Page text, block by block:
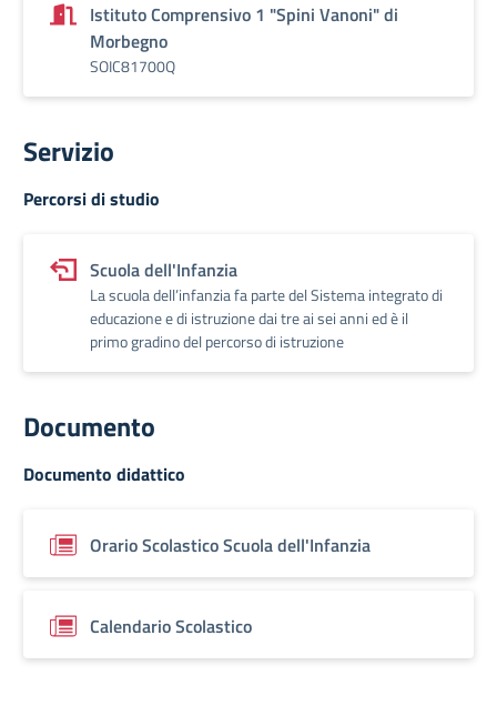
Istituto Comprensivo 1 "Spini Vanoni" di
Morbegno
SOIC81700Q
Servizio
Percorsi di studio
Scuola dell'Infanzia
La scuola dell’infanzia fa parte del Sistema integrato di
educazione e di istruzione dai tre ai sei anni ed è il
primo gradino del percorso di istruzione
Documento
Documento didattico
Orario Scolastico Scuola dell'Infanzia
Calendario Scolastico